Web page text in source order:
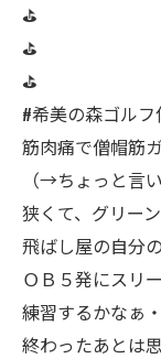
⛳️
⛳️
⛳️
#希美の森ゴルフ
筋肉痛で僧帽筋
（→ちょっと言
狭くて、グリー
飛ばし屋の自分
ＯＢ５発にスリ
練習するかなぁ
終わったあとは